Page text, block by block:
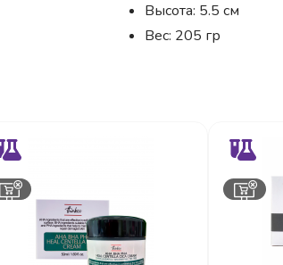
Высота: 5.5 см
Вес: 205 гр